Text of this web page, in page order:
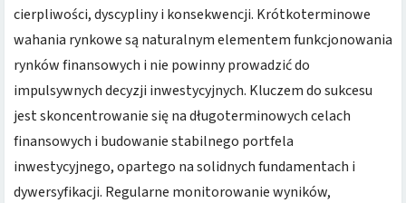
cierpliwości, dyscypliny i konsekwencji. Krótkoterminowe
wahania rynkowe są naturalnym elementem funkcjonowania
rynków finansowych i nie powinny prowadzić do
impulsywnych decyzji inwestycyjnych. Kluczem do sukcesu
jest skoncentrowanie się na długoterminowych celach
finansowych i budowanie stabilnego portfela
inwestycyjnego, opartego na solidnych fundamentach i
dywersyfikacji. Regularne monitorowanie wyników,